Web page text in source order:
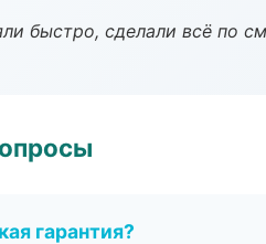
быстро, сделали всё по
гарантия?